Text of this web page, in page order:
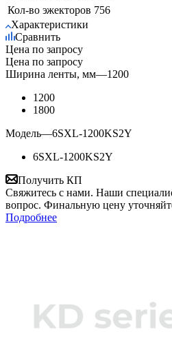
Кол-во эжекторов 756
Характеристики
Сравнить
Цена по запросу
Цена по запросу
Ширина ленты, мм—1200
1200
1800
Модель—6SXL-1200KS2Y
6SXL-1200KS2Y
Получить КП
Свяжитесь с нами. Наши
вопрос. Финальную цену
Подробнее